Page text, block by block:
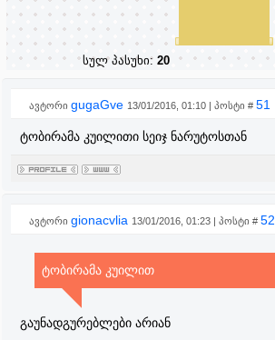
სულ პასუხი: 20
ავტორი gugaGve 13/01/2016, 01:10 | პოსტი # 51
ტობირამა კუილითი სეიჯ ნარუტოსთან
ავტორი gionacvlia 13/01/2016, 01:23 | პოსტი # 52
ტობირამა კუილით
გაუნადგურებლები არიან